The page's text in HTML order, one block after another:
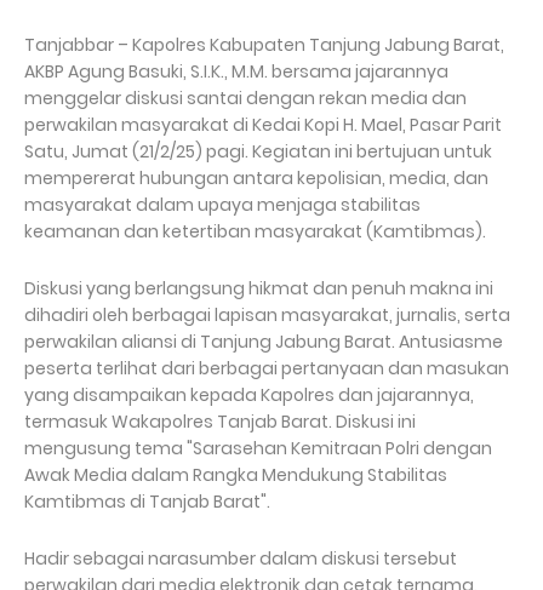
Tanjabbar – Kapolres Kabupaten Tanjung Jabung Barat,
AKBP Agung Basuki, S.I.K., M.M. bersama jajarannya
menggelar diskusi santai dengan rekan media dan
perwakilan masyarakat di Kedai Kopi H. Mael, Pasar Parit
Satu, Jumat (21/2/25) pagi. Kegiatan ini bertujuan untuk
mempererat hubungan antara kepolisian, media, dan
masyarakat dalam upaya menjaga stabilitas
keamanan dan ketertiban masyarakat (Kamtibmas).
Diskusi yang berlangsung hikmat dan penuh makna ini
dihadiri oleh berbagai lapisan masyarakat, jurnalis, serta
perwakilan aliansi di Tanjung Jabung Barat. Antusiasme
peserta terlihat dari berbagai pertanyaan dan masukan
yang disampaikan kepada Kapolres dan jajarannya,
termasuk Wakapolres Tanjab Barat. Diskusi ini
mengusung tema "Sarasehan Kemitraan Polri dengan
Awak Media dalam Rangka Mendukung Stabilitas
Kamtibmas di Tanjab Barat".
Hadir sebagai narasumber dalam diskusi tersebut
perwakilan dari media elektronik dan cetak ternama,